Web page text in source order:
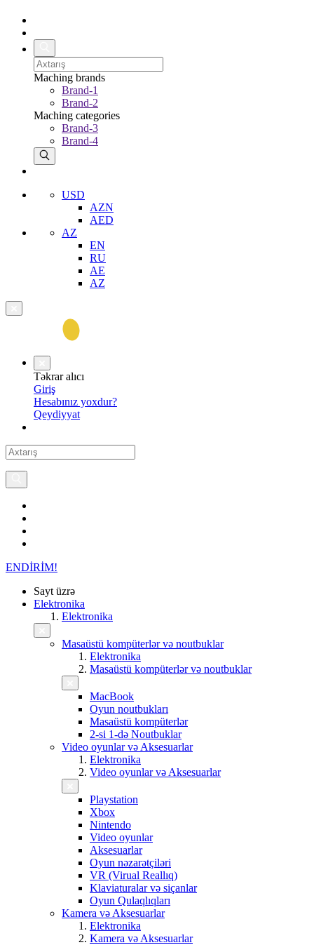
Maching brands
Brand-1
Brand-2
Maching categories
Brand-3
Brand-4
USD
AZN
AED
AZ
EN
RU
AE
AZ
Təkrar alıcı
Giriş
Hesabınız yoxdur?
Qeydiyyat
ENDİRİM!
Sayt üzrə
Elektronika
Elektronika
Masaüstü kompüterlər və noutbuklar
Elektronika
Masaüstü kompüterlər və noutbuklar
MacBook
Oyun noutbukları
Masaüstü kompüterlər
2-si 1-də Noutbuklar
Video oyunlar və Aksesuarlar
Elektronika
Video oyunlar və Aksesuarlar
Playstation
Xbox
Nintendo
Video oyunlar
Aksesuarlar
Oyun nəzarətçiləri
VR (Virual Reallıq)
Klaviaturalar və siçanlar
Oyun Qulaqlıqları
Kamera və Aksesuarlar
Elektronika
Kamera və Aksesuarlar